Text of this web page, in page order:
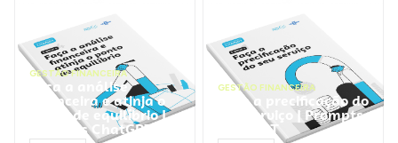
GESTÃO FINANCEIRA
Faça a análise
financeira e atinja o
ponto de equilíbrio |
Prompts ChatGPT
GESTÃO FINANCEIRA
Faça a precificação do
seu serviço | Prompts
ChatGPT